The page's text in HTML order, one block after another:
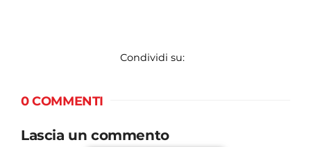
Condividi su:
0 COMMENTI
Lascia un commento